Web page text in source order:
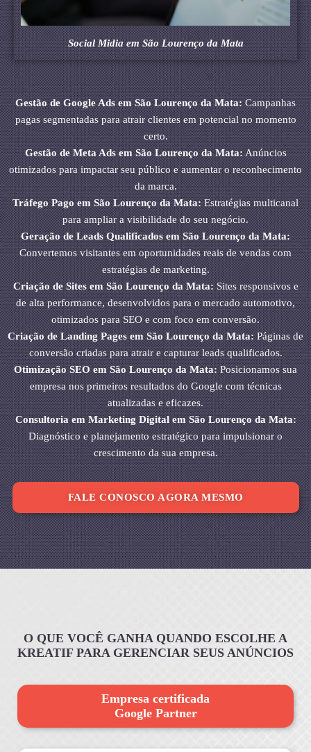
Social Midia em São Lourenço da Mata
Gestão de Google Ads em São Lourenço da Mata:Campanhas
pagas segmentadas para atrair clientes em potencial no momento
certo.
Gestão de Meta Ads em São Lourenço da Mata:Anúncios
otimizados para impactar seu público e aumentar o reconhecimento
da marca.
Tráfego Pago em São Lourenço da Mata:Estratégias multicanal
para ampliar a visibilidade do seu negócio.
Geração de Leads Qualificados em São Lourenço da Mata:
Convertemos visitantes em oportunidades reais de vendas com
estratégias de marketing.
Criação de Sites em São Lourenço da Mata:Sites responsivos e
de alta performance, desenvolvidos para o mercado automotivo,
otimizados para SEO e com foco em conversão.
Criação de Landing Pages em São Lourenço da Mata:Páginas de
conversão criadas para atrair e capturar leads qualificados.
Otimização SEO em São Lourenço da Mata: Posicionamos sua
empresa nos primeiros resultados do Google com técnicas
atualizadas e eficazes.
Consultoria em Marketing Digital em São Lourenço da Mata:
Diagnóstico e planejamento estratégico para impulsionar o
crescimento da sua empresa.
FALE CONOSCO AGORA MESMO
O QUE VOCÊ GANHA QUANDO ESCOLHE A
KREATIF PARA GERENCIAR SEUS ANÚNCIOS
Empresa certificada
Google Partner